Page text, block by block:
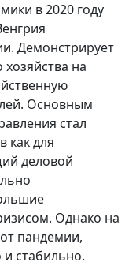
в 2020 году
Демонстрирует
хозяйства на
Основным
стал
как для
деловой
Однако на
пандемии,
стабильно.